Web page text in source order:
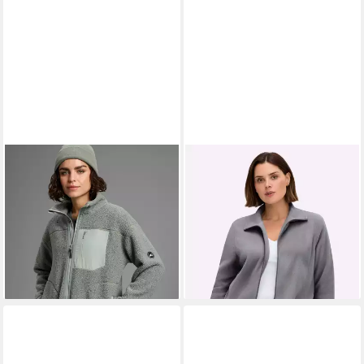
POLARINOFleecejacke
Teddy Fleece Jacke, Oversize
ab 48,99 € UVP59,99 €
Fleecejacke Fleece-
Jacke Langarm
+4